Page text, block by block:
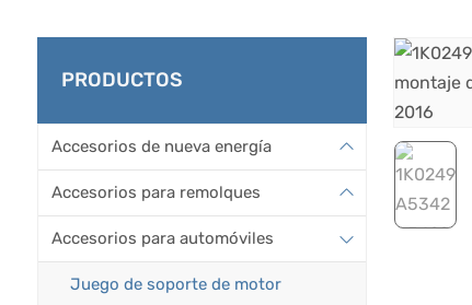
PRODUCTOS
Accesorios de nueva energía
Accesorios para remolques
Accesorios para automóviles
Juego de soporte de motor